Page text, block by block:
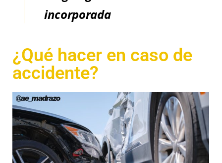
incorporada
¿Qué hacer en caso de
accidente?